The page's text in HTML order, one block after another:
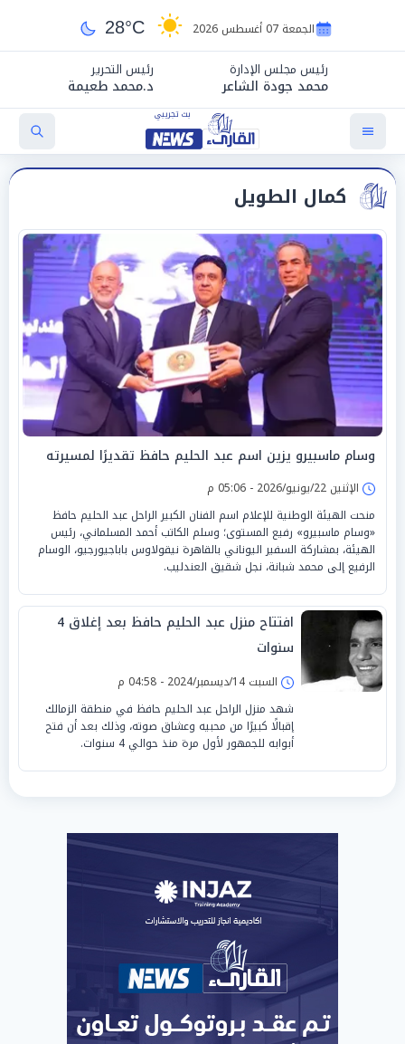
الجمعة 07 أغسطس 2026 28°C
رئيس مجلس الإدارة
محمد جودة الشاعر
رئيس التحرير
د.محمد طعيمة
كمال الطويل
وسام ماسبيرو يزين اسم عبد الحليم حافظ تقديرًا لمسيرته
الإثنين 22/يونيو/2026 - 05:06 م
منحت الهيئة الوطنية للإعلام اسم الفنان الكبير الراحل عبد الحليم حافظ
«وسام ماسبيرو» رفيع المستوى؛ وسلم الكاتب أحمد المسلماني، رئيس
الهيئة، بمشاركة السفير اليوناني بالقاهرة نيقولاوس باباجيورجيو، الوسام
الرفيع إلى محمد شبانة، نجل شقيق العندليب.
افتتاح منزل عبد الحليم حافظ بعد إغلاق 4
سنوات
السبت 14/ديسمبر/2024 - 04:58 م
شهد منزل الراحل عبد الحليم حافظ في منطقة الزمالك
إقبالًا كبيرًا من محبيه وعشاق صوته، وذلك بعد أن فتح
أبوابه للجمهور لأول مرة منذ حوالي 4 سنوات.